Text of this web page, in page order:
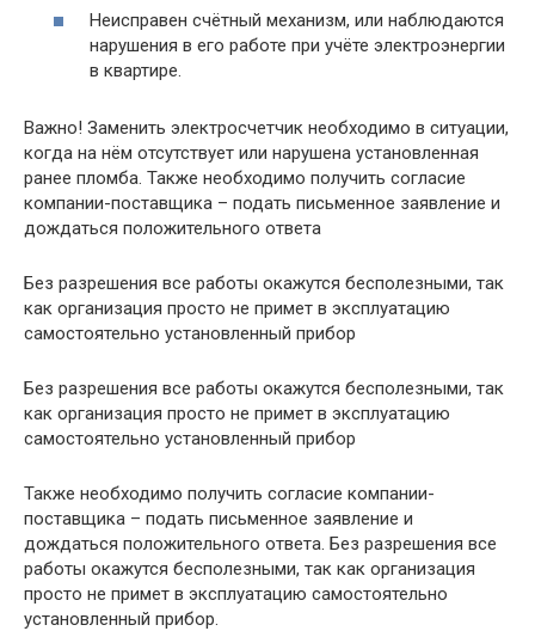
Неисправен счётный механизм, или наблюдаются
нарушения в его работе при учёте электроэнергии
в квартире.
Важно! Заменить электросчетчик необходимо в ситуации,
когда на нём отсутствует или нарушена установленная
ранее пломба. Также необходимо получить согласие
компании-поставщика – подать письменное заявление и
дождаться положительного ответа
Без разрешения все работы окажутся бесполезными, так
как организация просто не примет в эксплуатацию
самостоятельно установленный прибор
Без разрешения все работы окажутся бесполезными, так
как организация просто не примет в эксплуатацию
самостоятельно установленный прибор
Также необходимо получить согласие компании-
поставщика – подать письменное заявление и
дождаться положительного ответа. Без разрешения все
работы окажутся бесполезными, так как организация
просто не примет в эксплуатацию самостоятельно
установленный прибор.